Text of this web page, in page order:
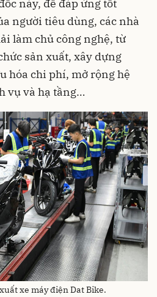
này, để đáp ứng tốt
người tiêu dùng, các nhà
làm chủ công nghệ, từ
sản xuất, xây dựng
hóa chi phí, mở rộng hệ
vụ và hạ tầng…
xe máy điện Dat Bike.